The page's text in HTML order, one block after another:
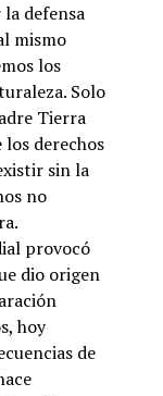
defensa
mismo
los
Solo
Tierra
derechos
sin la
no
provocó
dio origen
hoy
de